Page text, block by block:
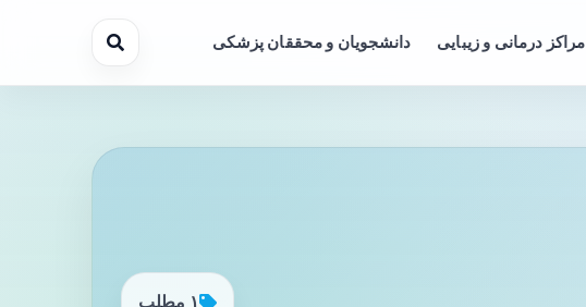
مراکز درمانی و زیبایی دانشجویان و محققان پزشکی
۱ مطلب